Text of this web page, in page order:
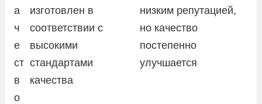
а
ч
е
ст
в
о
изготовлен в
соответствии с
высокими
стандартами
качества
низким репутацией,
но качество
постепенно
улучшается